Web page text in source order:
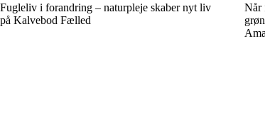
Fugleliv i forandring – naturpleje skaber nyt liv
på Kalvebod Fælled
Når